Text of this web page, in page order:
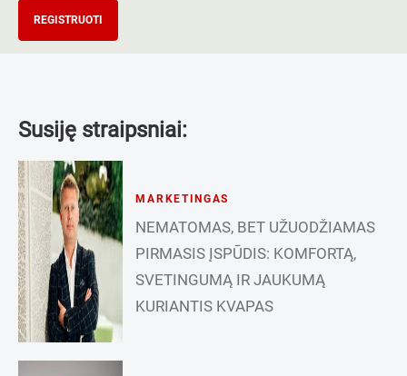
REGISTRUOTI
Susiję straipsniai:
MARKETINGAS
NEMATOMAS, BET UŽUODŽIAMAS
PIRMASIS ĮSPŪDIS: KOMFORTĄ,
SVETINGUMĄ IR JAUKUMĄ
KURIANTIS KVAPAS